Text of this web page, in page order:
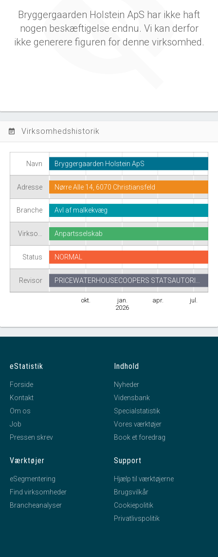
Bryggergaarden Holstein ApS har ikke haft
nogen beskæftigelse endnu. Vi kan derfor
ikke generere figuren for denne virksomhed.
event_note Virksomhedshistorik
Navn
Adresse
Branche
Virkso…
Status
Revisor
okt.
jan.
2026
apr. jul.
Bryggergaarden Holstein ApS
Nørre Alle 14, 6070 Christiansfeld
Avl af malkekvæg
Anpartsselskab
NORMAL
PRICEWATERHOUSECOOPERS STATSAUTORI…
eStatistik
Forside
Kontakt
Om os
Job
Pressen skrev
Indhold
Nyheder
Vidensbank
Specialstatistik
Vores værktøjer
Book et foredrag
Værktøjer
eSegmentering
Find virksomheder
Brancheanalyser
Support
Hjælp til værktøjerne
Brugsvilkår
Cookiepolitik
Privatlivspolitik